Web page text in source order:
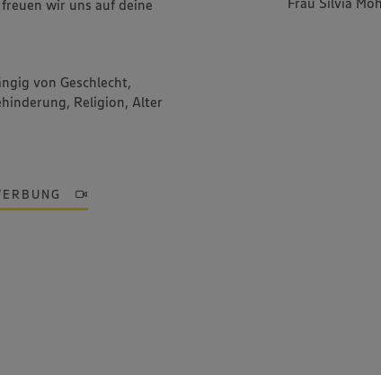
wir uns auf deine
von Geschlecht,
Religion, Alter